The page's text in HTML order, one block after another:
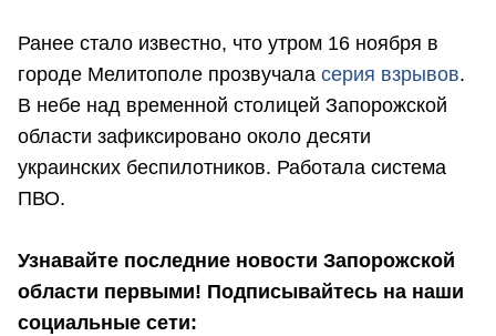
Ранее стало известно, что утром 16 ноября в
городе Мелитополе прозвучала серия взрывов.
В небе над временной столицей Запорожской
области зафиксировано около десяти
украинских беспилотников. Работала система
ПВО.
Узнавайте последние новости Запорожской
области первыми! Подписывайтесь на наши
социальные сети: